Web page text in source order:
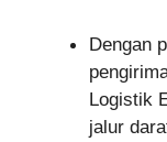
Dengan
Logistik
jalur